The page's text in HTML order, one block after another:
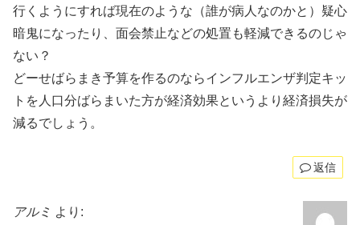
行くようにすれば現在のような（誰が病人なのかと）疑心
暗鬼になったり、面会禁止などの処置も軽減できるのじゃ
ない？
どーせばらまき予算を作るのならインフルエンザ判定キッ
トを人口分ばらまいた方が経済効果というより経済損失が
減るでしょう。
返信
アルミ より: